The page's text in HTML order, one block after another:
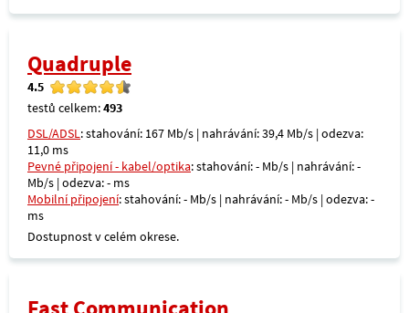
Quadruple
4.5
testů celkem:493
DSL/ADSL: stahování: 167 Mb/s | nahrávání: 39,4 Mb/s | odezva:
11,0 ms
Pevné připojení - kabel/optika: stahování: - Mb/s | nahrávání: -
Mb/s | odezva: - ms
Mobilní připojení: stahování: - Mb/s | nahrávání: - Mb/s | odezva: -
ms
Dostupnost v celém okrese.